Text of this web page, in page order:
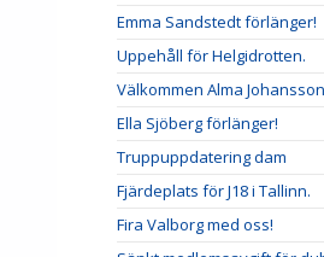
Emma Sandstedt förlänger!
Uppehåll för Helgidrotten.
Välkommen Alma Johansson
Ella Sjöberg förlänger!
Truppuppdatering dam
Fjärdeplats för J18 i Tallinn.
Fira Valborg med oss!